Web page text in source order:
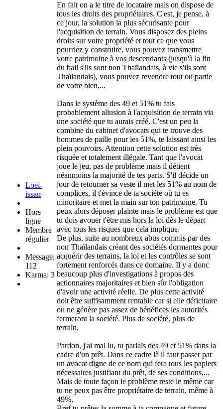
Loei-
issan
Hors
ligne
Membre
régulier
Message:
112
Karma: 3
En fait on a le titre de locataire mais on dispose de
tous les droits des propriétaires. C'est, je pense, à
ce jour, la solution la plus sécurisante pour
l'acquisition de terrain. Vous disposez des pleins
droits sur votre propriété et tout ce que vous
pourriez y construire, vous pouvez transmettre
votre patrimoine à vos descendants (jusqu'à la fin
du bail s'ils sont non Thaïlandais, à vie s'ils sont
Thaïlandais), vous pouvez revendre tout ou partie
de votre bien,...
Dans le système des 49 et 51% tu fais
probablement allusion à l'acquisition de terrain via
une société que tu aurais créé. C'est un peu la
combine du cabinet d'avocats qui te trouve des
hommes de paille pour les 51%, te laissant ainsi les
plein pouvoirs. Attention cette solution est très
risquée et totalement illégale. Tant que l'avocat
joue le jeu, pas de problème mais il détient
néanmoins la majorité de tes parts. S'il décide un
jour de retourner sa veste il met les 51% au nom de
complices, il t'évince de ta société où tu es
minoritaire et met la main sur ton patrimoine. Tu
peux alors déposer plainte mais le problème est que
tu dois avouer t'être mis hors la loi dès le départ
avec tous les risques que cela implique.
De plus, suite au nombreux abus commis par des
non Thaïlandais créant des sociétés dormantes pour
acquérir des terrains, la loi et les contrôles se sont
fortement renforcés dans ce domaine. Il y a donc
beaucoup plus d'investigations à propos des
actionnaires majoritaires et bien sûr l'obligation
d'avoir une activité réelle. De plus cette activité
doit être suffisamment rentable car si elle déficitaire
ou ne génère pas assez de bénéfices les autorités
fermeront la société. Plus de société, plus de
terrain.
Pardon, j'ai mal lu, tu parlais des 49 et 51% dans la
cadre d'un prêt. Dans ce cadre là il faut passer par
un avocat digne de ce nom qui fera tous les papiers
nécessaires justifiant du prêt, de ses conditions,...
Mais de toute façon le problème reste le même car
tu ne peux pas être propriétaire de terrain, même à
49%.